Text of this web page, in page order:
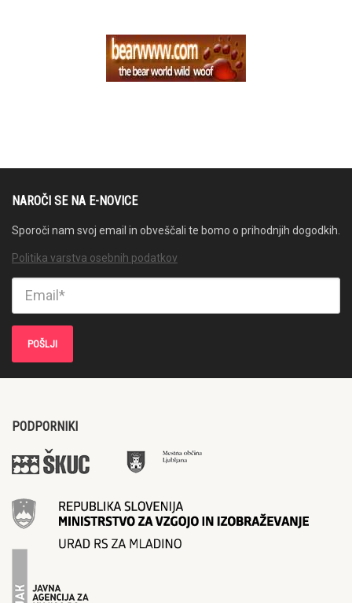
NAROČI SE NA E-NOVICE
Sporoči nam svoj email in obveščali te bomo o prihodnjih dogodkih.
Politika varstva osebnih podatkov
PODPORNIKI